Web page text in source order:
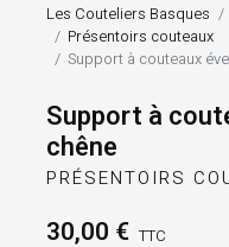
Les Couteliers Basques
Présentoirs couteaux
Support à couteaux
Support à
chêne
PRÉSENTOIRS
30,00 € TTC